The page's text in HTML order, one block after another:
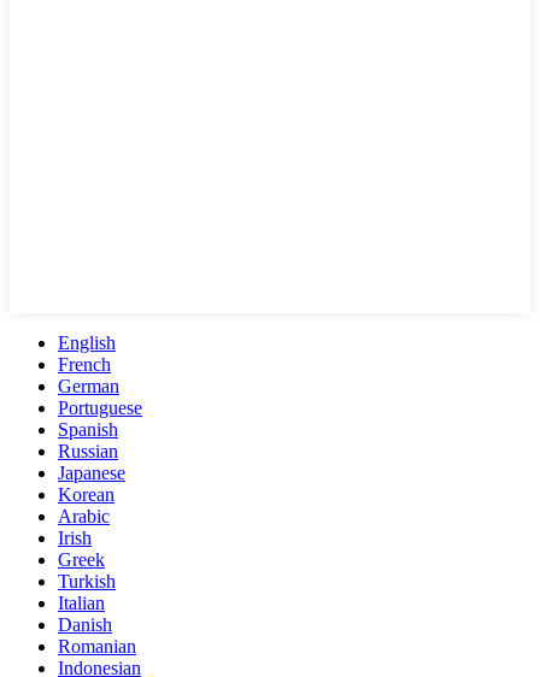
English
French
German
Portuguese
Spanish
Russian
Japanese
Korean
Arabic
Irish
Greek
Turkish
Italian
Danish
Romanian
Indonesian